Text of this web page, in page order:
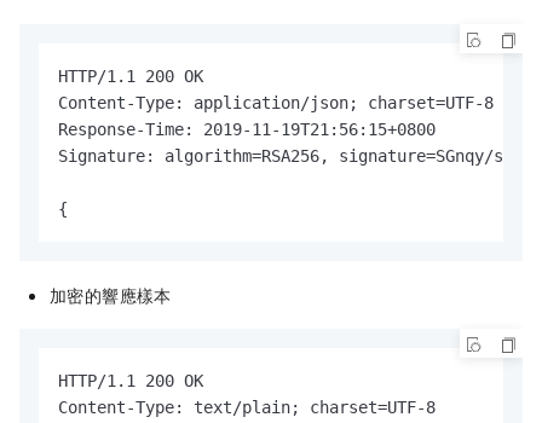
HTTP/1.1 200 OK
Content-Type: application/json; charset=UTF-8
Response-Time: 2019-11-19T21:56:15+0800
Signature: algorithm=RSA256, signature=SGnqy/
{
加密的響應樣本
HTTP/1.1 200 OK
Content-Type: text/plain; charset=UTF-8